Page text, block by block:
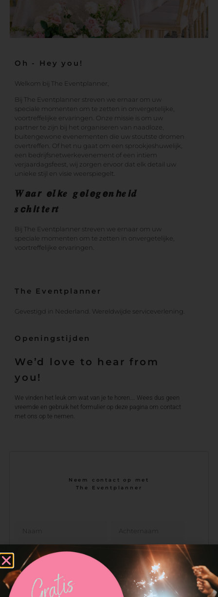
Oh - Hey you!
Welkom bij The Eventplanner,
Bij The Eventplanner streven we ernaar om uw
speciale momenten om te zetten in onvergetelijke,
voortreffelijke ervaringen. Onze missie is om uw
partner te zijn bij het organiseren van naadloze,
buitengewone evenementen die uw stoutste dromen
overtreffen. Of het nu gaat om een ​​sprookjeshuwelijk,
een bedrijfsnetwerkevenement of een intiem
verjaardagsfeest, wij zorgen ervoor dat elk detail uw
unieke stijl en visie weerspiegelt.
𝑾𝙖𝒂𝙧 𝙚𝒍𝙠𝒆 𝒈𝙚𝒍𝙚𝒈𝙚𝒏𝙝𝒆𝙞𝒅
𝒔𝙘𝒉𝙞𝒕𝙩𝒆𝙧𝒕
Bij The Eventplanner streven we ernaar om uw
speciale momenten om te zetten in onvergetelijke,
voortreffelijke ervaringen.
The Eventplanner
Gevestigd in Nederland. Wereldwijde serviceverlening.
Openingstijden
We’d love to hear from
you!
We vinden het leuk om wat van je te horen…. Wees dus geen
vreemde en gebruik het formulier op deze pagina om contact
met ons op te nemen.
Neem contact op met
The Eventplanner